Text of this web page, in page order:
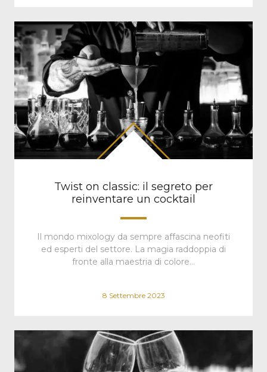
Twist on classic: il segreto per
reinventare un cocktail
Il mondo mixology da sempre affascina neofiti
ed esperti del settore. La magia raddoppia di
fronte alla maestria di colore…
8 Settembre 2023